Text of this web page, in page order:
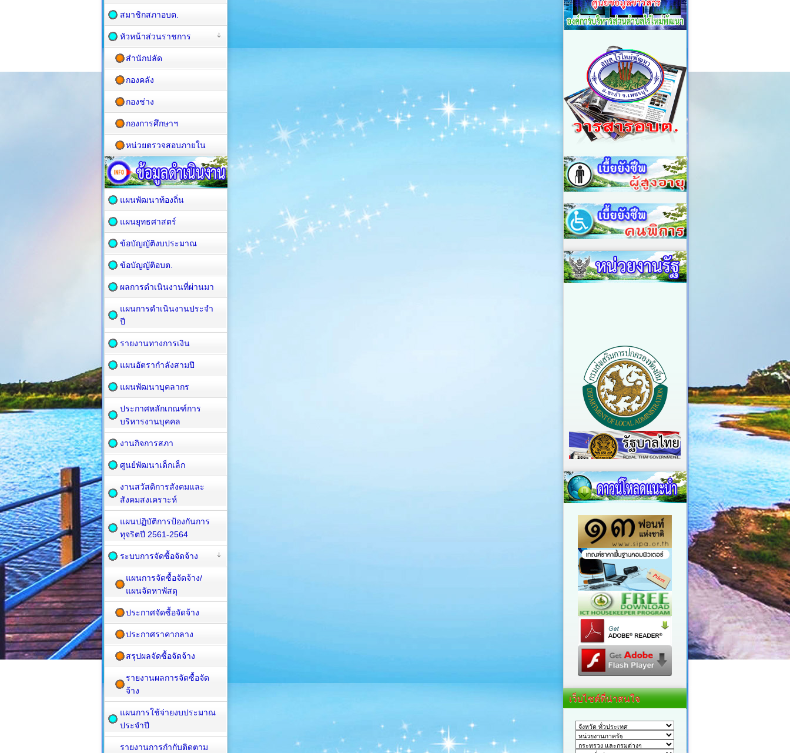
สมาชิกสภาอบต.
หัวหน้าส่วนราชการ
สำนักปลัด
กองคลัง
กองช่าง
กองการศึกษาฯ
หน่วยตรวจสอบภายใน
แผนพัฒนาท้องถิ่น
แผนยุทธศาสตร์
ข้อบัญญัติงบประมาณ
ข้อบัญญัติอบต.
ผลการดำเนินงานที่ผ่านมา
แผนการดำเนินงานประจำ
ปี
รายงานทางการเงิน
แผนอัตรากำลังสามปี
แผนพัฒนาบุคลากร
ประกาศหลักเกณฑ์การ
บริหารงานบุคคล
งานกิจการสภา
ศูนย์พัฒนาเด็กเล็ก
งานสวัสดิการสังคมและ
สังคมสงเคราะห์
แผนปฏิบัติการป้องกันการ
ทุจริตปี 2561-2564
ระบบการจัดซื้อจัดจ้าง
แผนการจัดซื้อจัดจ้าง/
แผนจัดหาพัสดุ
ประกาศจัดซื้อจัดจ้าง
ประกาศราคากลาง
สรุปผลจัดซื้อจัดจ้าง
รายงานผลการจัดซื้อจัด
จ้าง
แผนการใช้จ่ายงบประมาณ
ประจำปี
รายงานการกำกับติดตาม
เว็บไซต์ที่น่าสนใจ